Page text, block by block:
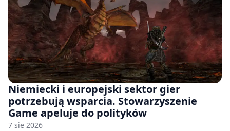
Niemiecki i europejski sektor gier
potrzebują wsparcia. Stowarzyszenie
Game apeluje do polityków
7 sie 2026